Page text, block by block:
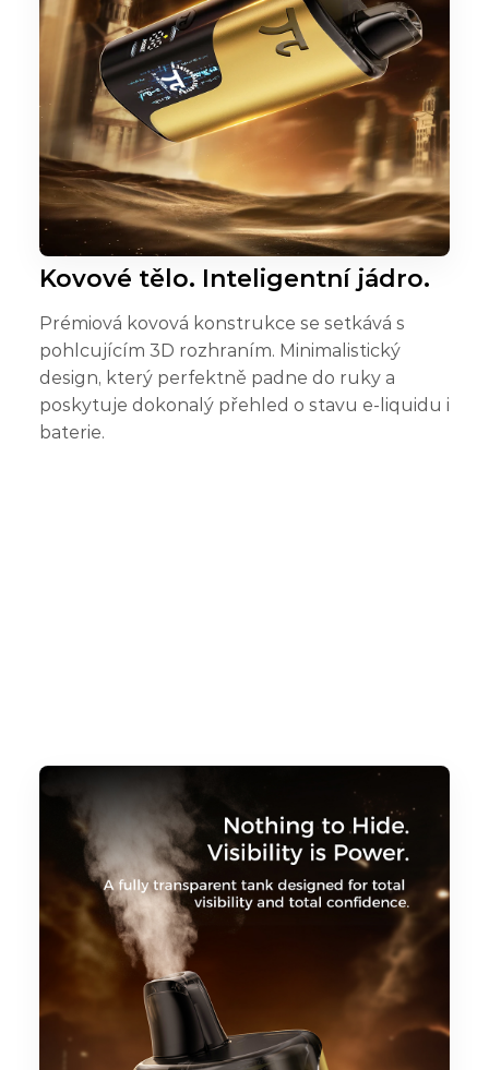
Kovové tělo. Inteligentní jádro.
Prémiová kovová konstrukce se setkává s
pohlcujícím 3D rozhraním. Minimalistický
design, který perfektně padne do ruky a
poskytuje dokonalý přehled o stavu e-liquidu i
baterie.